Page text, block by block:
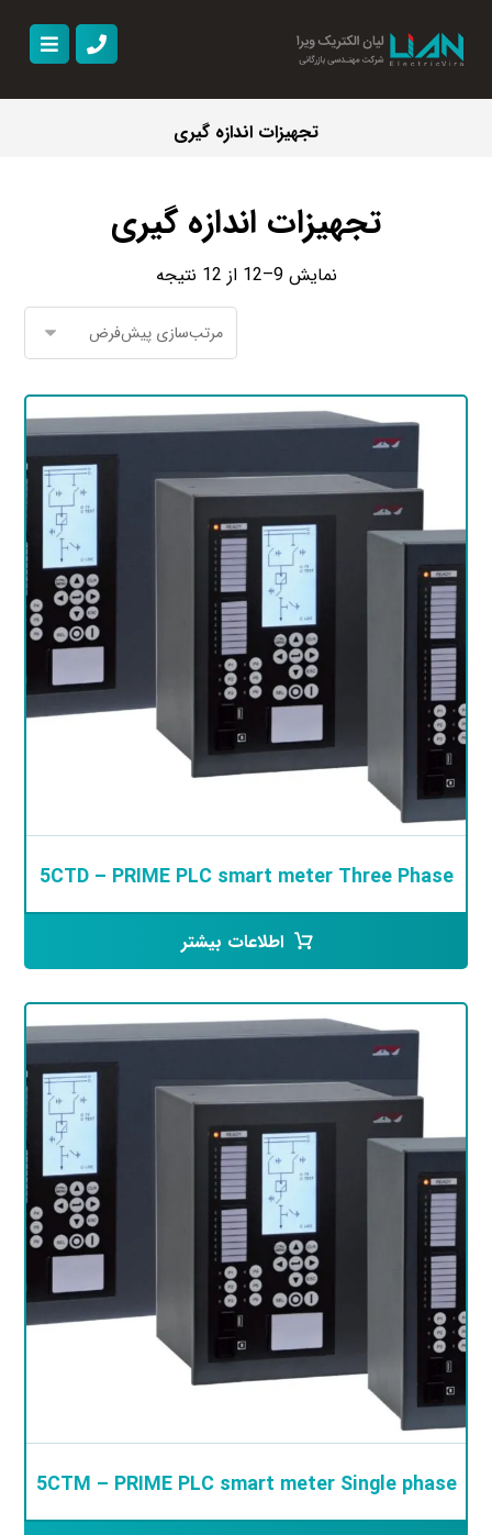
تجهیزات اندازه گیری
تجهیزات اندازه گیری
نمایش 9–12 از 12 نتیجه
5CTD – PRIME PLC smart meter Three Phase
اطلاعات بیشتر
5CTM – PRIME PLC smart meter Single phase